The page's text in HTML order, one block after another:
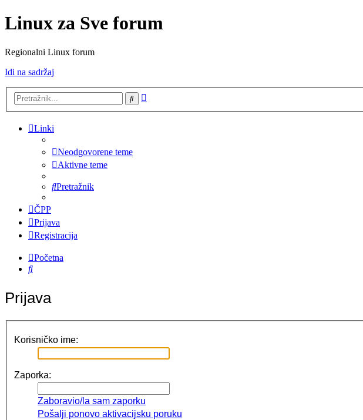
Linux za Sve forum
Regionalni Linux forum
Idi na sadržaj
Pretražnik
Linki
Neodgovorene teme
Aktivne teme
Pretražnik
ČPP
Prijava
Registracija
Početna
Pretražnik
Prijava
Korisničko ime:
Zaporka:
Zaboravio/la sam zaporku
Pošalji ponovo aktivacijsku poruku